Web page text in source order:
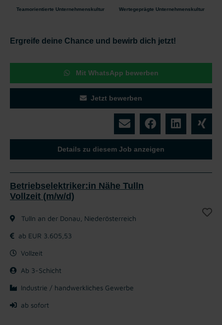
Teamorientierte Unternehmenskultur Wertegeprägte Unternehmenskultur
Ergreife deine Chance und bewirb dich jetzt!
Mit WhatsApp bewerben
Jetzt bewerben
Details zu diesem Job anzeigen
Betriebselektriker:in Nähe Tulln
Vollzeit (m/w/d)
Tulln an der Donau, Niederösterreich
ab EUR 3.605,53
Vollzeit
Ab 3-Schicht
Industrie / handwerkliches Gewerbe
ab sofort